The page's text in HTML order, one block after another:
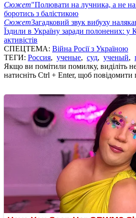
Сюжет"Полювати на лучника, а не на
боротись з балістикою
СюжетЗагадковий звук вибуху
Їздили в Україну заради полонених: у
активістів
СПЕЦТЕМА: Війна Росії з Україною
ТЕГИ: Россия, ученые, суд, ученый,
Якщо ви помітили помилку, виділіть
натисніть Ctrl + Enter, щоб повідомити